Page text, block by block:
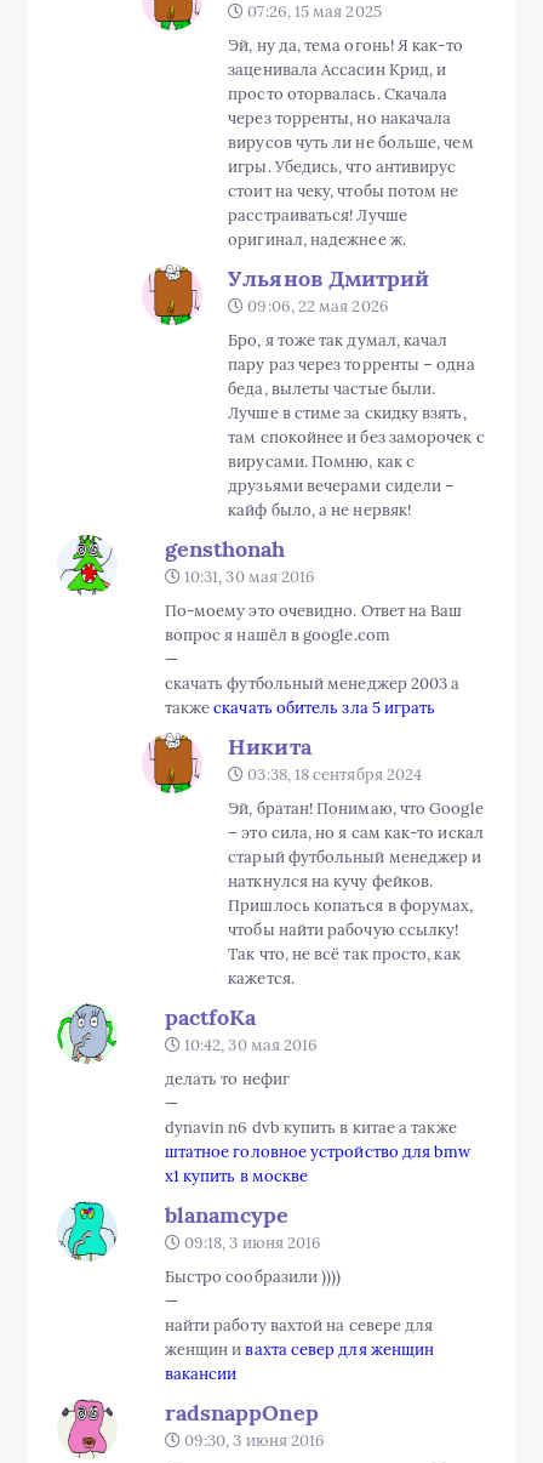
07:26, 15 мая 2025
Эй, ну да, тема огонь! Я как-то
заценивала Ассасин Крид, и
просто оторвалась. Скачала
через торренты, но накачала
вирусов чуть ли не больше, чем
игры. Убедись, что антивирус
стоит на чеку, чтобы потом не
расстраиваться! Лучше
оригинал, надежнее ж.
Ульянов Дмитрий
09:06, 22 мая 2026
Бро, я тоже так думал, качал
пару раз через торренты – одна
беда, вылеты частые были.
Лучше в стиме за скидку взять,
там спокойнее и без заморочек с
вирусами. Помню, как с
друзьями вечерами сидели –
кайф было, а не нервяк!
gensthonah
10:31, 30 мая 2016
По-моему это очевидно. Ответ на Ваш
вопрос я нашёл в google.com
—
скачать футбольный менеджер 2003 а
такжескачать обитель зла 5 играть
Никита
03:38, 18 сентября 2024
Эй, братан! Понимаю, что Google
– это сила, но я сам как-то искал
старый футбольный менеджер и
наткнулся на кучу фейков.
Пришлось копаться в форумах,
чтобы найти рабочую ссылку!
Так что, не всё так просто, как
кажется.
pactfoKa
10:42, 30 мая 2016
делать то нефиг
—
dynavin n6 dvb купить в китае а также
штатное головное устройство для bmw
x1 купить в москве
blanamcype
09:18, 3 июня 2016
Быстро сообразили ))))
—
найти работу вахтой на севере для
женщин ивахта север для женщин
вакансии
radsnappOnep
09:30, 3 июня 2016